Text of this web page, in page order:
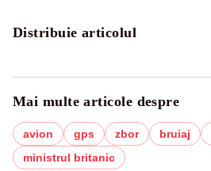
Distribuie articolul
Mai multe articole despre
avion gps zbor bruiaj
ministrul britanic